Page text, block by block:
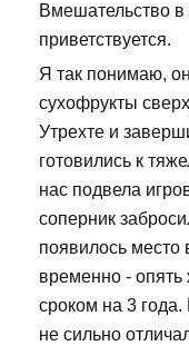
Вмешательство
приветствуется.
Я так понимаю,
сухофрукты
Утрехте и
готовились к
нас подвела
соперник
появилось место
временно - опять
сроком на 3 года.
не сильно